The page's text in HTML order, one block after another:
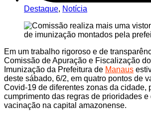
Destaque, Notícia
Em um trabalho rigoroso e de
Comissão de Apuração e Fiscalização
Imunização da Prefeitura de Manaus
deste sábado, 6/2, em quatro pontos de
Covid-19 de diferentes zonas da cidade,
cumprimento das regras de prioridades e
vacinação na capital amazonense.